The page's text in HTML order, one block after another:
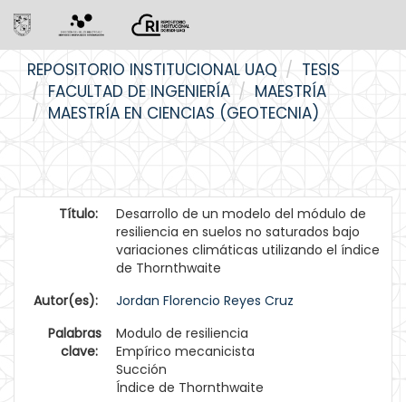
navigation
REPOSITORIO INSTITUCIONAL UAQ
TESIS
FACULTAD DE INGENIERÍA
MAESTRÍA
MAESTRÍA EN CIENCIAS (GEOTECNIA)
Título:
Desarrollo de un modelo del módulo de
resiliencia en suelos no saturados bajo
variaciones climáticas utilizando el índice
de Thornthwaite
Autor(es):
Jordan Florencio Reyes Cruz
Palabras
clave:
Modulo de resiliencia
Empírico mecanicista
Succión
Índice de Thornthwaite